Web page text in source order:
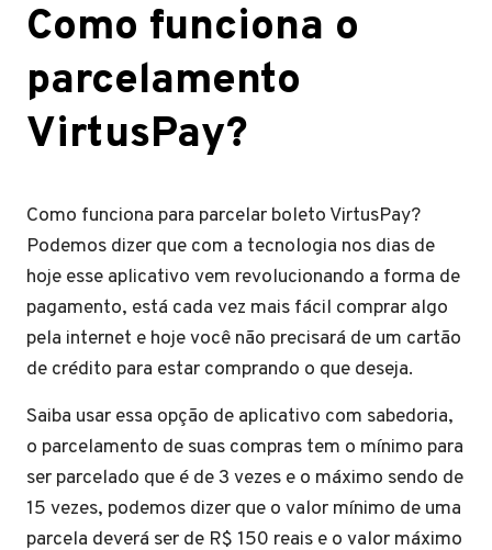
Como funciona o
parcelamento
VirtusPay?
Como funciona para parcelar boleto VirtusPay?
Podemos dizer que com a tecnologia nos dias de
hoje esse aplicativo vem revolucionando a forma de
pagamento, está cada vez mais fácil comprar algo
pela internet e hoje você não precisará de um cartão
de crédito para estar comprando o que deseja.
Saiba usar essa opção de aplicativo com sabedoria,
o parcelamento de suas compras tem o mínimo para
ser parcelado que é de 3 vezes e o máximo sendo de
15 vezes, podemos dizer que o valor mínimo de uma
parcela deverá ser de R$ 150 reais e o valor máximo